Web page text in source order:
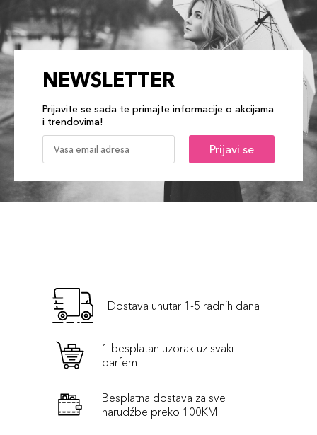
NEWSLETTER
Prijavite se sada te primajte informacije o akcijama
i trendovima!
Prijavi se
Dostava unutar 1-5 radnih dana
1 besplatan uzorak uz svaki
parfem
Besplatna dostava za sve
narudźbe preko 100KM